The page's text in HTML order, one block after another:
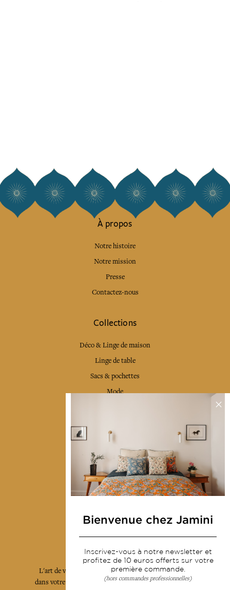
À propos
Notre histoire
Notre mission
Presse
Contactez-nous
Collections
Déco & Linge de maison
Linge de table
Sacs & pochettes
Mode
Livraison & retour
CGV
Devenir revendeur
Notre communauté
L'art de vivre JAMINI raconté avec poésie et élégance
dans votre boîte mail. Inscrivez vous à notre newsletter
Bienvenue chez Jamini
Inscrivez-vous à notre newsletter et
profitez de 10 euros offerts sur votre
première commande.
(hors commandes professionnelles)